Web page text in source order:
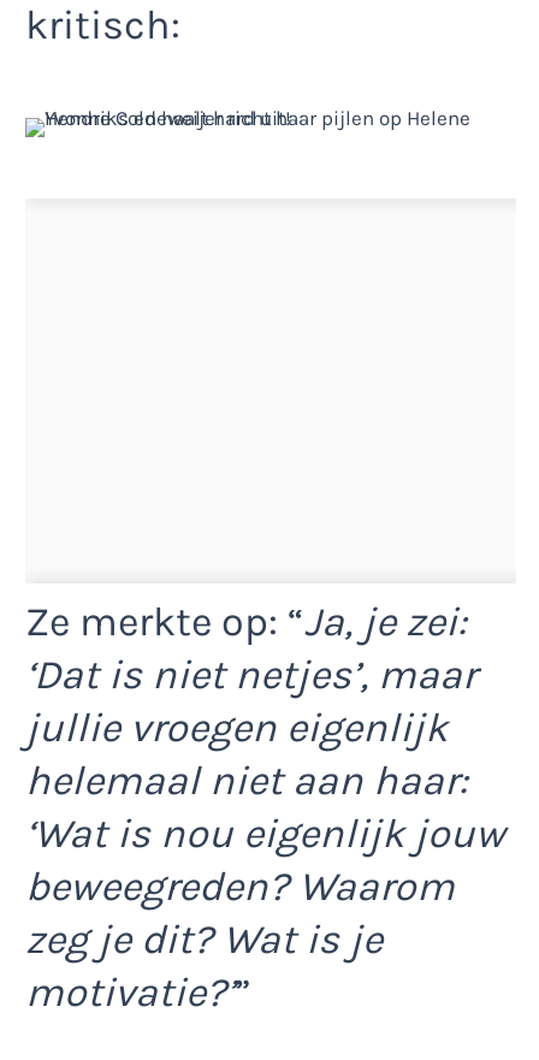
kritisch:
Ze merkte op: “Ja, je zei:
‘Dat is niet netjes’, maar
jullie vroegen eigenlijk
helemaal niet aan haar:
‘Wat is nou eigenlijk jouw
beweegreden? Waarom
zeg je dit? Wat is je
motivatie?’”